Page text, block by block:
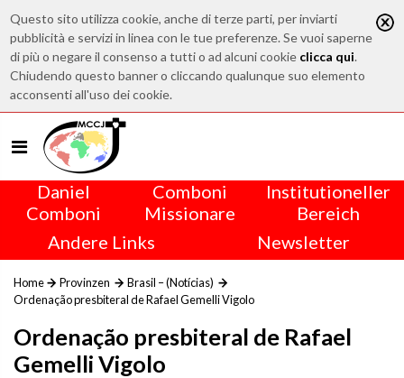
Questo sito utilizza cookie, anche di terze parti, per inviarti
pubblicità e servizi in linea con le tue preferenze. Se vuoi saperne
di più o negare il consenso a tutti o ad alcuni cookie clicca qui.
Chiudendo questo banner o cliccando qualunque suo elemento
acconsenti all'uso dei cookie.
Daniel
Comboni
Comboni
Missionare
Institutioneller
Bereich
Andere Links
Newsletter
Home Provinzen
Brasil – (Notícias)
Ordenação presbiteral de Rafael Gemelli Vigolo
Ordenação presbiteral de Rafael
Gemelli Vigolo